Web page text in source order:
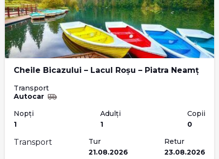
Cheile Bicazului – Lacul Roșu – Piatra Neamț
Transport
Autocar
Nopți
1
Adulți
1
Copii
0
Transport
Tur
21.08.2026
Retur
23.08.2026